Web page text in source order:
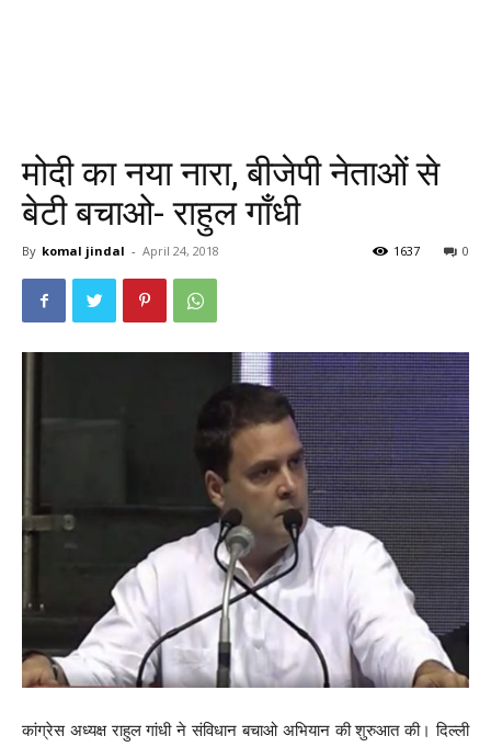
मोदी का नया नारा, बीजेपी नेताओं से
बेटी बचाओ- राहुल गाँधी
By komal jindal - April 24, 2018 0
1637
कांग्रेस अध्यक्ष राहुल गांधी ने संविधान बचाओ अभियान की शुरुआत की। दिल्ली